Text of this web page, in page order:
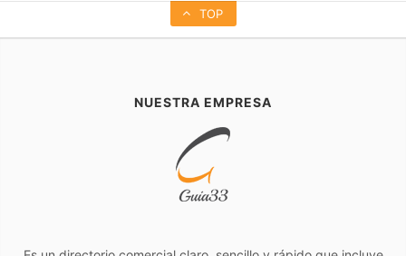
TOP
NUESTRA EMPRESA